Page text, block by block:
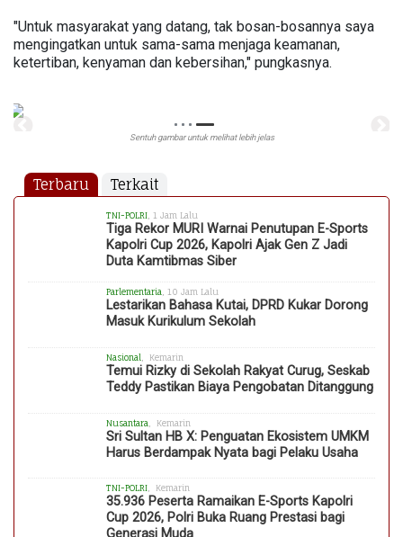
"Untuk masyarakat yang datang, tak bosan-bosannya saya
mengingatkan untuk sama-sama menjaga keamanan,
ketertiban, kenyaman dan kebersihan," pungkasnya.
Sentuh gambar untuk melihat lebih jelas
Terbaru Terkait
TNI-POLRI , 1 Jam Lalu
Tiga Rekor MURI Warnai Penutupan E-Sports
Kapolri Cup 2026, Kapolri Ajak Gen Z Jadi
Duta Kamtibmas Siber
Parlementaria , 10 Jam Lalu
Lestarikan Bahasa Kutai, DPRD Kukar Dorong
Masuk Kurikulum Sekolah
Nasional , Kemarin
Temui Rizky di Sekolah Rakyat Curug, Seskab
Teddy Pastikan Biaya Pengobatan Ditanggung
Nusantara , Kemarin
Sri Sultan HB X: Penguatan Ekosistem UMKM
Harus Berdampak Nyata bagi Pelaku Usaha
TNI-POLRI, Kemarin
35.936 Peserta Ramaikan E-Sports Kapolri
Cup 2026, Polri Buka Ruang Prestasi bagi